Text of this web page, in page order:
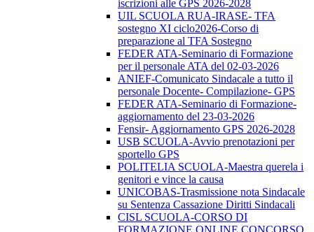
iscrizioni alle GPS 2026-2028
UIL SCUOLA RUA-IRASE- TFA
sostegno XI ciclo2026-Corso di
preparazione al TFA Sostegno
FEDER ATA-Seminario di Formazione
per il personale ATA del 02-03-2026
ANIEF-Comunicato Sindacale a tutto il
personale Docente- Compilazione- GPS
FEDER ATA-Seminario di Formazione-
aggiornamento del 23-03-2026
Fensir- Aggiornamento GPS 2026-2028
USB SCUOLA-Avvio prenotazioni per
sportello GPS
POLITELIA SCUOLA-Maestra querela i
genitori e vince la causa
UNICOBAS-Trasmissione nota Sindacale
su Sentenza Cassazione Diritti Sindacali
CISL SCUOLA-CORSO DI